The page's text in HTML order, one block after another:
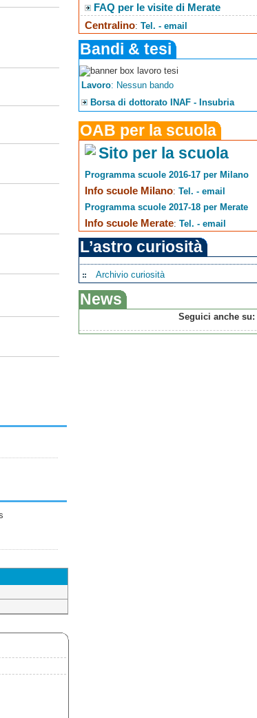
FAQ per le visite di Merate
Centralino:Tel. - email
Bandi & tesi
Lavoro: Nessun bando
Borsa di dottorato INAF - Insubria
OAB per la scuola
Sito per la scuola
Programma scuole 2016-17 per Milano
Info scuole Milano:Tel. - email
Programma scuole 2017-18 per Merate
Info scuole Merate:Tel. - email
L’astro curiosità
Archivio curiosità
News
Seguici anche su: